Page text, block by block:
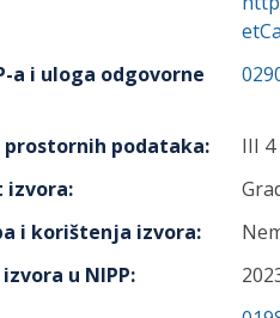
a i uloga odgovorne
prostornih podataka:
III
izvora:
i korištenja izvora:
u NIPP: